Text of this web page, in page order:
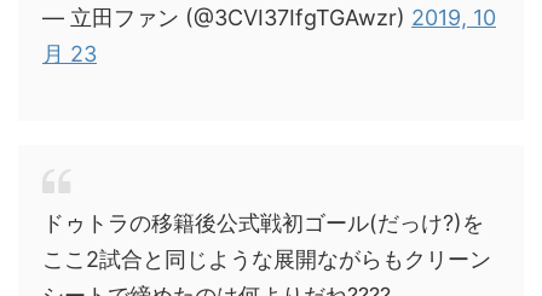
— 立田ファン (@3CVI37IfgTGAwzr) 2019, 10
月 23
ドゥトラの移籍後公式戦初ゴール(だっけ?)を
ここ2試合と同じような展開ながらもクリーン